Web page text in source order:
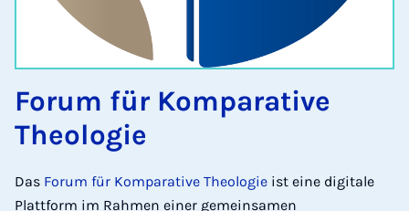
Forum für Komparative
Theologie
Das Forum für Komparative Theologie ist eine digitale
Plattform im Rahmen einer gemeinsamen